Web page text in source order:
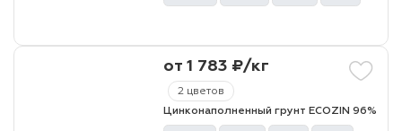
2 цветов
от 1 783 ₽/кг
Цинконаполненный грунт ECOZIN 96%